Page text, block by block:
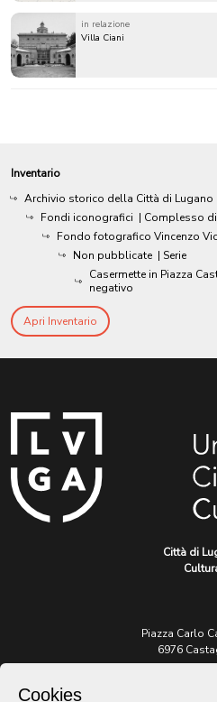
in relazione
Villa Ciani
Inventario
Archivio storico della Città di Lugano
Fondi iconografici | Complesso
Fondo fotografico Vincenzo
Non pubblicate | Serie
Casermette in Piazza
negativo
Apri Inventario
Città di
Piazza Carlo
6976
Cookies